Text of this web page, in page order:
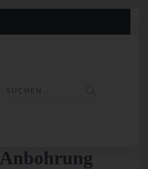
Anbohrung